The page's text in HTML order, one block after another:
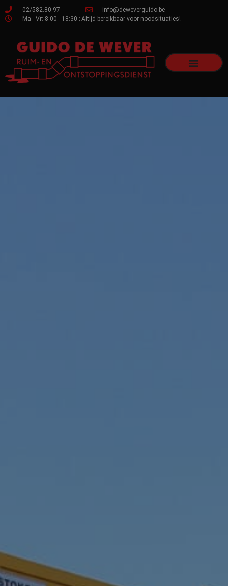
02/582.80.97
info@deweverguido.be
Ma - Vr: 8:00 - 18:30 ; Altijd bereikbaar voor noodsituaties!